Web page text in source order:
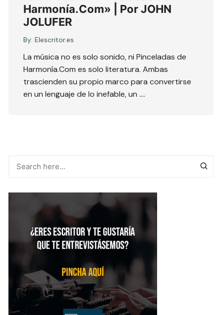
Harmonía.Com» | Por JOHN
JOLUFER
By: Elescritor.es
La música no es solo sonido, ni Pinceladas de
Harmonía.Com es solo literatura. Ambas
trascienden su propio marco para convertirse
en un lenguaje de lo inefable, un ….